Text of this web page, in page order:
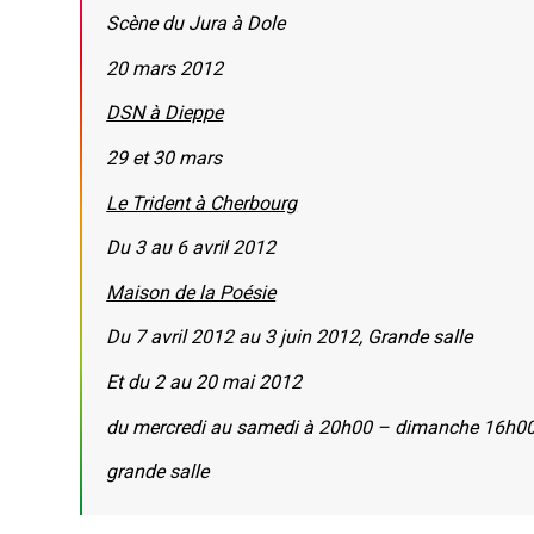
Scène du Jura à Dole
20 mars 2012
DSN à Dieppe
29 et 30 mars
Le Trident à Cherbourg
Du 3 au 6 avril 2012
Maison de la Poésie
Du 7 avril 2012 au 3 juin 2012, Grande salle
Et du 2 au 20 mai 2012
du mercredi au samedi à 20h00 – dimanche
grande salle